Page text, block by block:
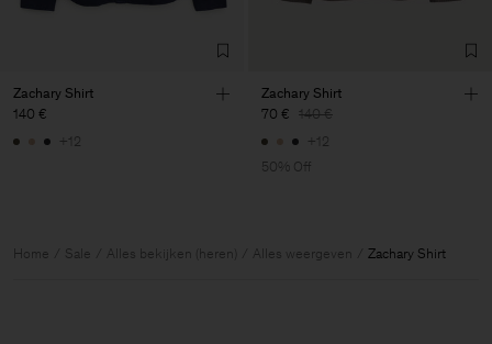
Zachary Shirt
140 €
+12
Zachary Shirt
70 € 140 €
+12
50% Off
Home Sale Alles bekijken (heren) Alles weergeven Zachary Shirt